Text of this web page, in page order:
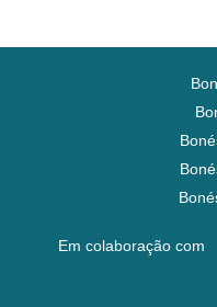
Em colaboração com